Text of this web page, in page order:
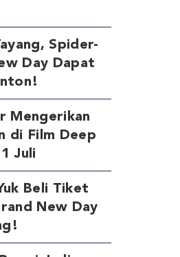
Spider-
Day Dapat
Mengerikan
di Film Deep
Juli
Beli Tiket
New Day